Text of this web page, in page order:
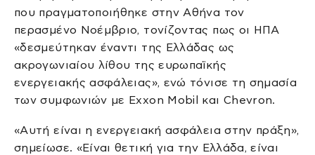
που πραγματοποιήθηκε στην Αθήνα τον
περασμένο Νοέμβριο, τονίζοντας πως οι ΗΠΑ
«δεσμεύτηκαν έναντι της Ελλάδας ως
ακρογωνιαίου λίθου της ευρωπαϊκής
ενεργειακής ασφάλειας», ενώ τόνισε τη σημασία
των συμφωνιών με Exxon Mobil και Chevron.
«Αυτή είναι η ενεργειακή ασφάλεια στην πράξη»,
σημείωσε. «Είναι θετική για την Ελλάδα, είναι